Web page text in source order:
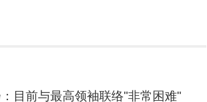
目前与最高领袖联络"非常困难"